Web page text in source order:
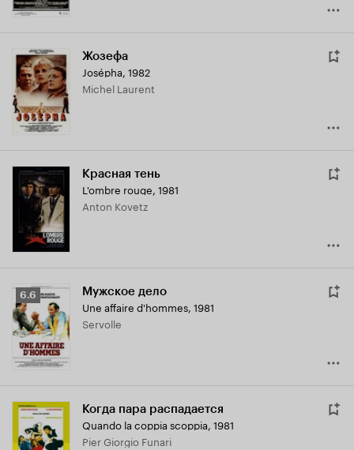
Жозефа
Josépha, 1982
Michel Laurent
Красная тень
L'ombre rouge, 1981
Anton Kovetz
Рейтинг
Кинопоиска
6.6
6.6 Мужское дело
Une affaire d'hommes, 1981
Servolle
Когда пара распадается
Quando la coppia scoppia, 1981
Pier Giorgio Funari